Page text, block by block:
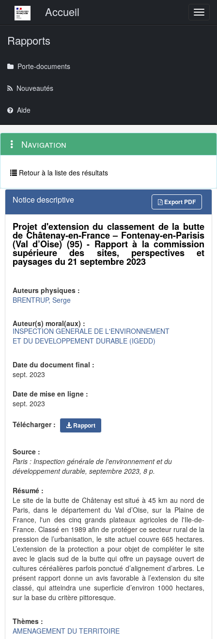
Menu principalAccueil
Rapports
Porte-documents
Nouveautés
Aide
Navigation
outils
Menu
contextuel
Navigation
Retour à la liste des résultats
Notice descriptive Export PDF
Projet d'extension du classement de la butte
de Châtenay-en-France – Fontenay-en-Parisis
(Val d’Oise) (95) - Rapport à la commission
supérieure des sites, perspectives et
paysages du 21 septembre 2023
Auteurs physiques :
BRENTRUP, Serge
Auteur(s) moral(aux) :
INSPECTION GENERALE DE L'ENVIRONNEMENT
ET DU DEVELOPPEMENT DURABLE (IGEDD)
Date du document final :
sept. 2023
Date de mise en ligne :
sept. 2023
Télécharger : Rapport
Source :
Paris : Inspection générale de l'environnement et du
développement durable, septembre 2023, 8 p.
Résumé :
Le site de la butte de Châtenay est situé à 45 km au nord de
Paris, dans le département du Val d’Oise, sur la Plaine de
France, l'un des cinq grands plateaux agricoles de l'Ile-de-
France. Classé en 1989 afin de protéger ce secteur rural de la
pression de l’urbanisation, le site actuel couvre 665 hectares.
L’extension de la protection a pour objet de compléter le site
avec le glacis sud de la butte qui offre un paysage ouvert de
cultures céréalières parfois ponctué d’alignement d’arbres. Le
présent rapport donne un avis favorable à l’extension du site
classé, qui atteindra une superficie d’environ 1000 hectares,
sur la base du critère pittoresque.
Thèmes :
AMENAGEMENT DU TERRITOIRE